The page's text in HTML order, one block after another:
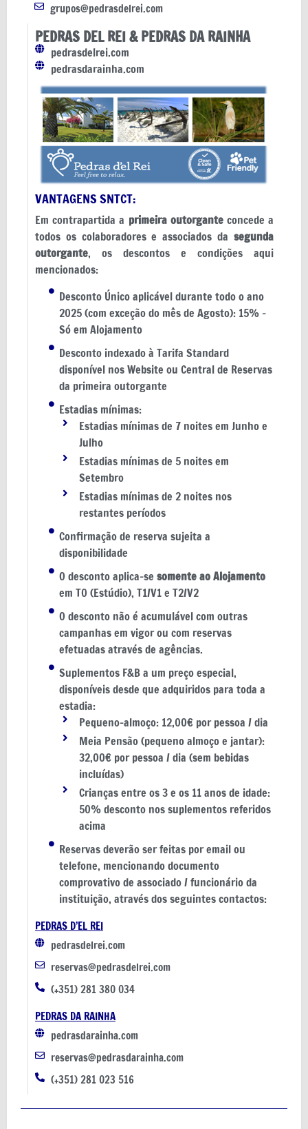
grupos@pedrasdelrei.com
PEDRAS DEL REI & PEDRAS DA RAINHA
pedrasdelrei.com
pedrasdarainha.com
VANTAGENS SNTCT:
Em contrapartida a primeira outorganteconcede a
todos os colaboradores e associados da segunda
outorgante, os descontos e condições aqui
mencionados:
Desconto Único aplicável durante todo o ano
2025 (com exceção do mês de Agosto): 15% -
Só em Alojamento
Desconto indexado à Tarifa Standard
disponível nos Website ou Central de Reservas
da primeira outorgante
Estadias mínimas:
Estadias mínimas de 7 noites em Junho e
Julho
Estadias mínimas de 5 noites em
Setembro
Estadias mínimas de 2 noites nos
restantes períodos
Confirmação de reserva sujeita a
disponibilidade
O desconto aplica-se somente ao Alojamento
em T0 (Estúdio), T1/V1 e T2/V2
O desconto não é acumulável com outras
campanhas em vigor ou com reservas
efetuadas através de agências.
Suplementos F&B a um preço especial,
disponíveis desde que adquiridos para toda a
estadia:
Pequeno-almoço: 12,00€ por pessoa / dia
Meia Pensão (pequeno almoço e jantar):
32,00€ por pessoa / dia (sem bebidas
incluídas)
Crianças entre os 3 e os 11 anos de idade:
50% desconto nos suplementos referidos
acima
Reservas deverão ser feitas por email ou
telefone, mencionando documento
comprovativo de associado / funcionário da
instituição, através dos seguintes contactos:
PEDRAS D’EL REI
pedrasdelrei.com
reservas@pedrasdelrei.com
(+351) 281 380 034
PEDRAS DA RAINHA
pedrasdarainha.com
reservas@pedrasdarainha.com
(+351) 281 023 516